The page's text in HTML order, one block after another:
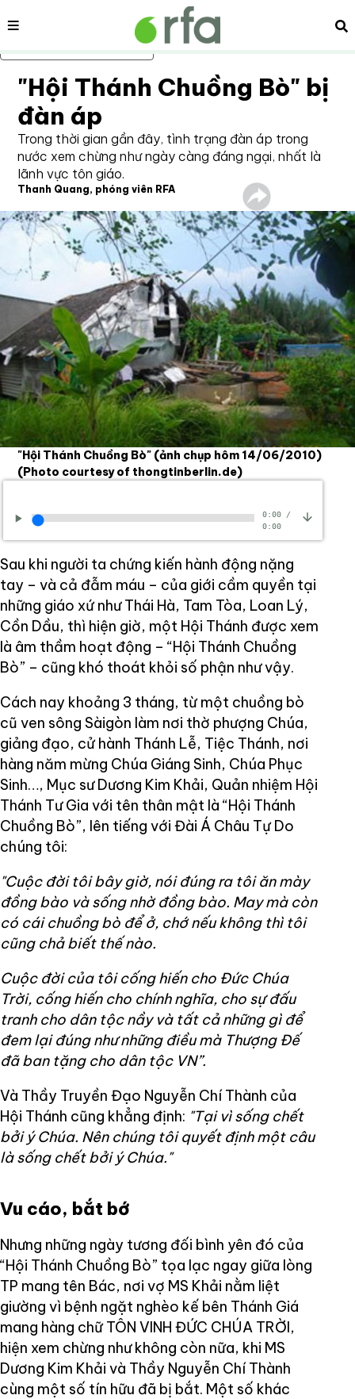
Bỏ qua nội dung chính
Nội dung
"Hội Thánh Chuồng Bò" bị
đàn áp
Trong thời gian gần đây, tình trạng đàn áp trong
nước xem chừng như ngày càng đáng ngại, nhất là
lãnh vực tôn giáo.
Thanh Quang, phóng viên RFA
"Hội Thánh Chuồng Bò" (ảnh chụp hôm 14/06/2010)
(Photo courtesy of thongtinberlin.de)
0:00/
0:00
Sau khi người ta chứng kiến hành động nặng
tay – và cả đẫm máu – của giới cầm quyền tại
những giáo xứ như Thái Hà, Tam Tòa, Loan Lý,
Cồn Dầu, thì hiện giờ, một Hội Thánh được xem
là âm thầm hoạt động – “Hội Thánh Chuồng
Bò” – cũng khó thoát khỏi số phận như vậy.
Cách nay khoảng 3 tháng, từ một chuồng bò
cũ ven sông Sàigòn làm nơi thờ phượng Chúa,
giảng đạo, cử hành Thánh Lễ, Tiệc Thánh, nơi
hàng năm mừng Chúa Giáng Sinh, Chúa Phục
Sinh…, Mục sư Dương Kim Khải, Quản nhiệm Hội
Thánh Tư Gia với tên thân mật là “Hội Thánh
Chuồng Bò”, lên tiếng với Đài Á Châu Tự Do
chúng tôi:
"Cuộc đời tôi bây giờ, nói đúng ra tôi ăn mày
đồng bào và sống nhờ đồng bào. May mà còn
có cái chuồng bò để ở, chớ nếu không thì tôi
cũng chả biết thế nào.
Cuộc đời của tôi cống hiến cho Đức Chúa
Trời, cống hiến cho chính nghĩa, cho sự đấu
tranh cho dân tộc nầy và tất cả những gì để
đem lại đúng như những điều mà Thượng Đế
đã ban tặng cho dân tộc VN”.
Và Thầy Truyền Đạo Nguyễn Chí Thành của
Hội Thánh cũng khẳng định: "Tại vì sống chết
bởi ý Chúa. Nên chúng tôi quyết định một câu
là sống chết bởi ý Chúa."
Vu cáo, bắt bớ
Nhưng những ngày tương đối bình yên đó của
“Hội Thánh Chuồng Bò” tọa lạc ngay giữa lòng
TP mang tên Bác, nơi vợ MS Khải nằm liệt
giường vì bệnh ngặt nghèo kế bên Thánh Giá
mang hàng chữ TÔN VINH ĐỨC CHÚA TRỜI,
hiện xem chừng như không còn nữa, khi MS
Dương Kim Khải và Thầy Nguyễn Chí Thành
cùng một số tín hữu đã bị bắt. Một số khác